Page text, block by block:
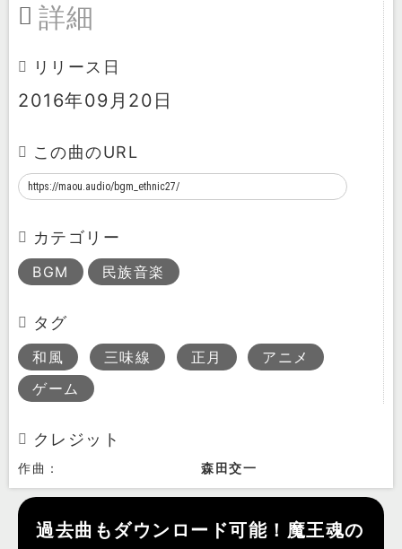
詳細
リリース日
2016年09月20日
この曲のURL
カテゴリー
BGM 民族音楽
タグ
和風 三味線 正月
アニメ
ゲーム
クレジット
作曲： 森田交一
過去曲もダウンロード可能！魔王魂の